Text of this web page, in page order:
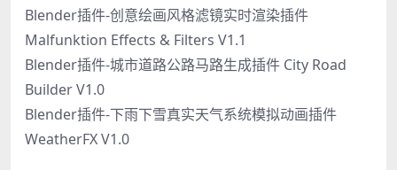
Blender插件-创意绘画风格滤镜实时渲染插件
Malfunktion Effects & Filters V1.1
Blender插件-城市道路公路马路生成插件 City Road
Builder V1.0
Blender插件-下雨下雪真实天气系统模拟动画插件
WeatherFX V1.0